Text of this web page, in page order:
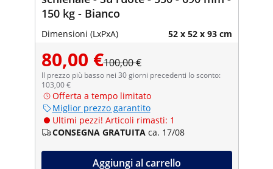
150 kg - Bianco
Dimensioni (LxPxA) 52 x 52 x 93 cm
80,00 €100,00 €
Il prezzo più basso nei 30 giorni precedenti lo sconto:
103,00 €
Offerta a tempo limitato
Miglior prezzo garantito
Ultimi pezzi! Articoli rimasti: 1
CONSEGNA GRATUITA ca. 17/08
Aggiungi al carrello